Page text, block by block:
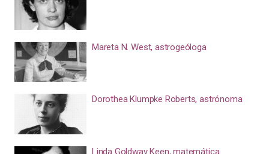
Mareta N. West, astrogeóloga
Dorothea Klumpke Roberts, astrónoma
Linda Goldway Keen, matemática